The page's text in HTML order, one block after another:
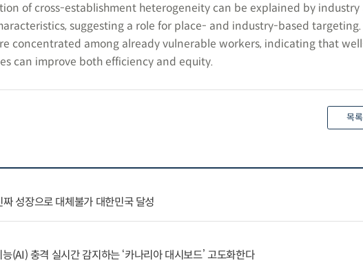
of cross-establishment heterogeneity can be explained by industry
suggesting a role for place- and industry-based targeting.
concentrated among already vulnerable workers, indicating that
can improve both efficiency and equity.
목
성장으로 대체불가 대한민국 달성
(AI) 충격 실시간 감지하는 ‘카나리아 대시보드’ 고도화한다